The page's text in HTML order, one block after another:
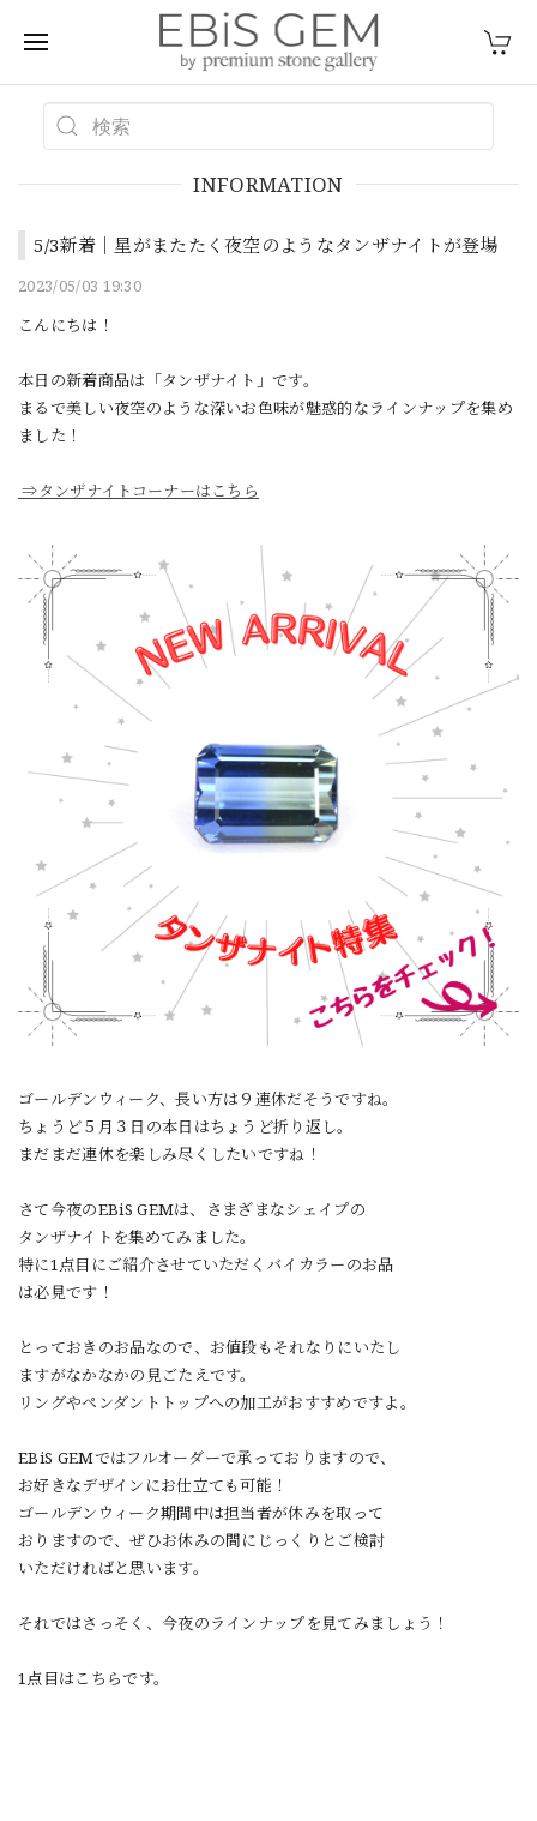
INFORMATION
5/3新着｜星がまたたく夜空のようなタンザナイトが登場
2023/05/03 19:30
こんにちは！
本日の新着商品は「タンザナイト」です。
まるで美しい夜空のような深いお色味が魅惑的なラインナップを集め
ました！
⇒タンザナイトコーナーはこちら
ゴールデンウィーク、長い方は９連休だそうですね。
ちょうど５月３日の本日はちょうど折り返し。
まだまだ連休を楽しみ尽くしたいですね！
さて今夜のEBiS GEMは、さまざまなシェイプの
タンザナイトを集めてみました。
特に1点目にご紹介させていただくバイカラーのお品
は必見です！
とっておきのお品なので、お値段もそれなりにいたし
ますがなかなかの見ごたえです。
リングやペンダントトップへの加工がおすすめですよ。
EBiS GEMではフルオーダーで承っておりますので、
お好きなデザインにお仕立ても可能！
ゴールデンウィーク期間中は担当者が休みを取って
おりますので、ぜひお休みの間にじっくりとご検討
いただければと思います。
それではさっそく、今夜のラインナップを見てみましょう！
1点目はこちらです。